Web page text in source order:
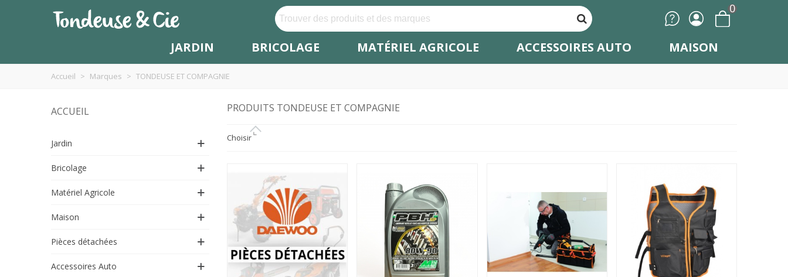
0
JARDIN BRICOLAGE MATÉRIEL AGRICOLE ACCESSOIRES AUTO MAISON
Accueil > Marques > TONDEUSE ET COMPAGNIE
ACCUEIL
Jardin
Bricolage
Matériel Agricole
Maison
Pièces détachées
Accessoires Auto
PRODUITS TONDEUSE ET COMPAGNIE
Choisir